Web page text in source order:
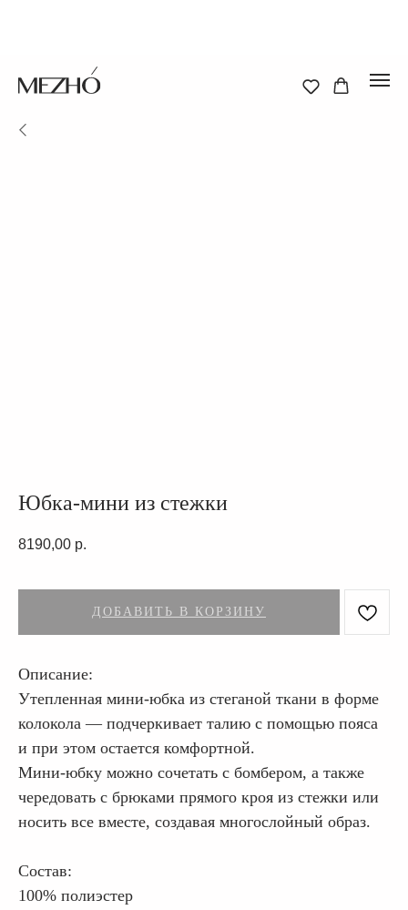
Юбка-мини из стежки
8190,00 р.
ДОБАВИТЬ В КОРЗИНУ
Описание:
Утепленная мини-юбка из стеганой ткани в форме
колокола — подчеркивает талию с помощью пояса
и при этом остается комфортной.
Мини-юбку можно сочетать с бомбером, а также
чередовать с брюками прямого кроя из стежки или
носить все вместе, создавая многослойный образ.
Состав:
100% полиэстер